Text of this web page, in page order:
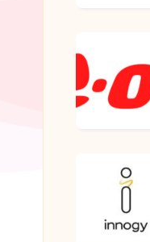
pobočka
Hodonín
přihlášení